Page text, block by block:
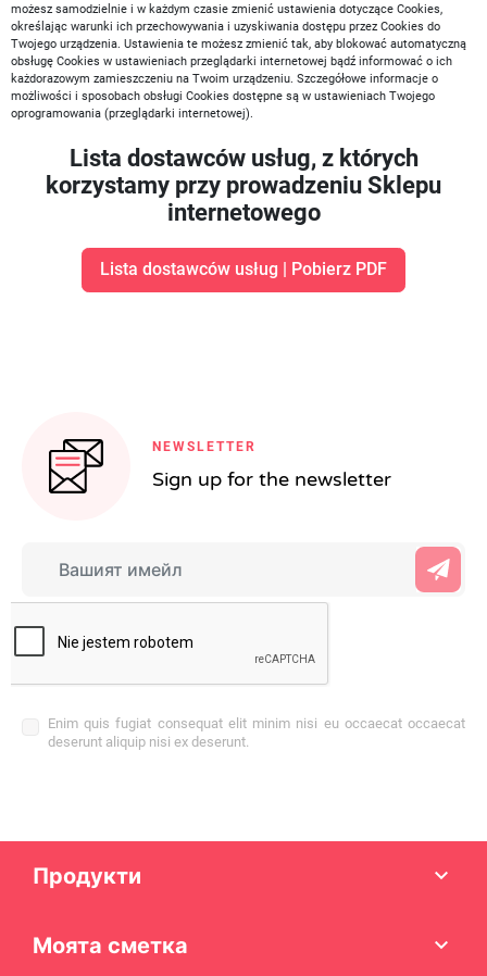
możesz samodzielnie i w każdym czasie zmienić ustawienia dotyczące Cookies,
określając warunki ich przechowywania i uzyskiwania dostępu przez Cookies do
Twojego urządzenia. Ustawienia te możesz zmienić tak, aby blokować automatyczną
obsługę Cookies w ustawieniach przeglądarki internetowej bądź informować o ich
każdorazowym zamieszczeniu na Twoim urządzeniu. Szczegółowe informacje o
możliwości i sposobach obsługi Cookies dostępne są w ustawieniach Twojego
oprogramowania (przeglądarki internetowej).
Lista dostawców usług, z których
korzystamy przy prowadzeniu Sklepu
internetowego
Lista dostawców usług | Pobierz PDF
NEWSLETTER
Sign up for the newsletter
Enim quis fugiat consequat elit minim nisi eu occaecat occaecat
deserunt aliquip nisi ex deserunt.
Продукти 
Моята сметка 